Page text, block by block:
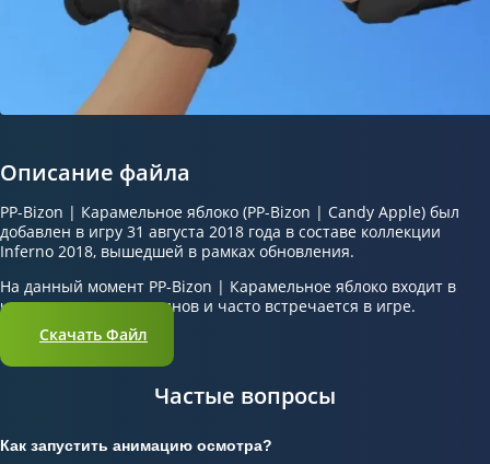
Описание файла
PP-Bizon | Карамельное яблоко (PP-Bizon | Candy Apple) был
добавлен в игру 31 августа 2018 года в составе коллекции
Inferno 2018, вышедшей в рамках обновления.
На данный момент PP-Bizon | Карамельное яблоко входит в
число популярных скинов и часто встречается в игре.
Скачать Файл
Частые вопросы
Как запустить анимацию осмотра?